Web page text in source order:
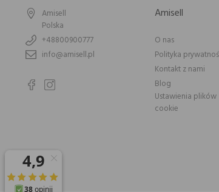
Amisell
Polska
+48800900777
info@amisell.pl
Amisell
O nas
Polityka
Kontakt z nami
Blog
Ustawienia plików
cookie